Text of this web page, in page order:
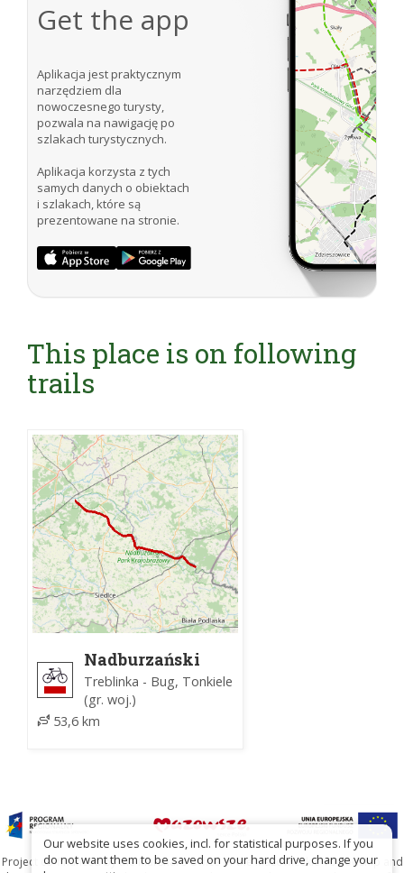
Get the app
Aplikacja jest praktycznym
narzędziem dla
nowoczesnego turysty,
pozwala na nawigację po
szlakach turystycznych.
Aplikacja korzysta z tych
samych danych o obiektach
i szlakach, które są
prezentowane na stronie.
This place is on following
trails
Nadburzański
Szlak Rowerowy
Treblinka - Bug, Tonkiele
(gr. woj.)
53,6 km
Project co-financed by the Marshal's Office of the Mazowieckie Voivodship and
Our website uses cookies, incl. for statistical purposes. If you
do not want them to be saved on your hard drive, change your